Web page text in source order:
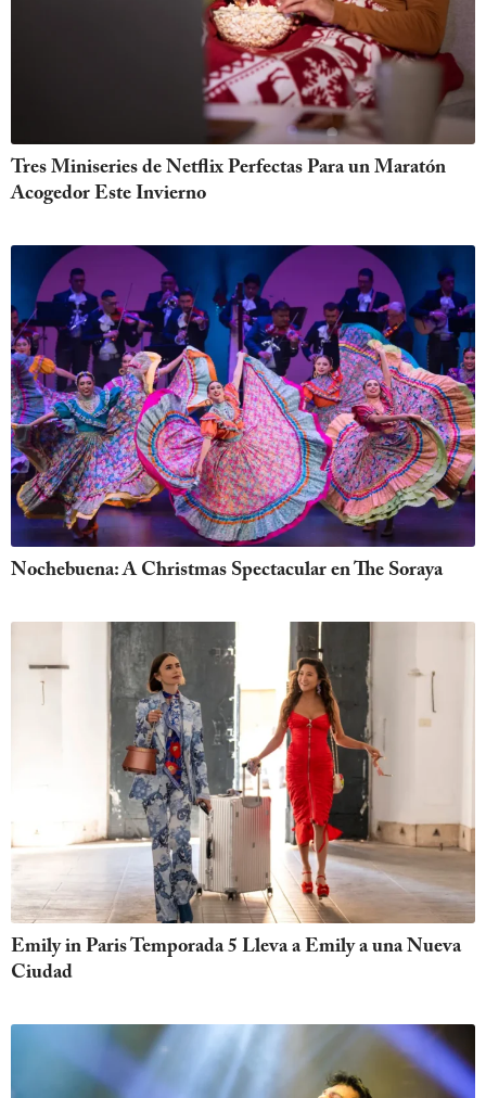
Tres Miniseries de Netflix Perfectas Para un Maratón
Acogedor Este Invierno
Nochebuena: A Christmas Spectacular en The Soraya
Emily in Paris Temporada 5 Lleva a Emily a una Nueva
Ciudad